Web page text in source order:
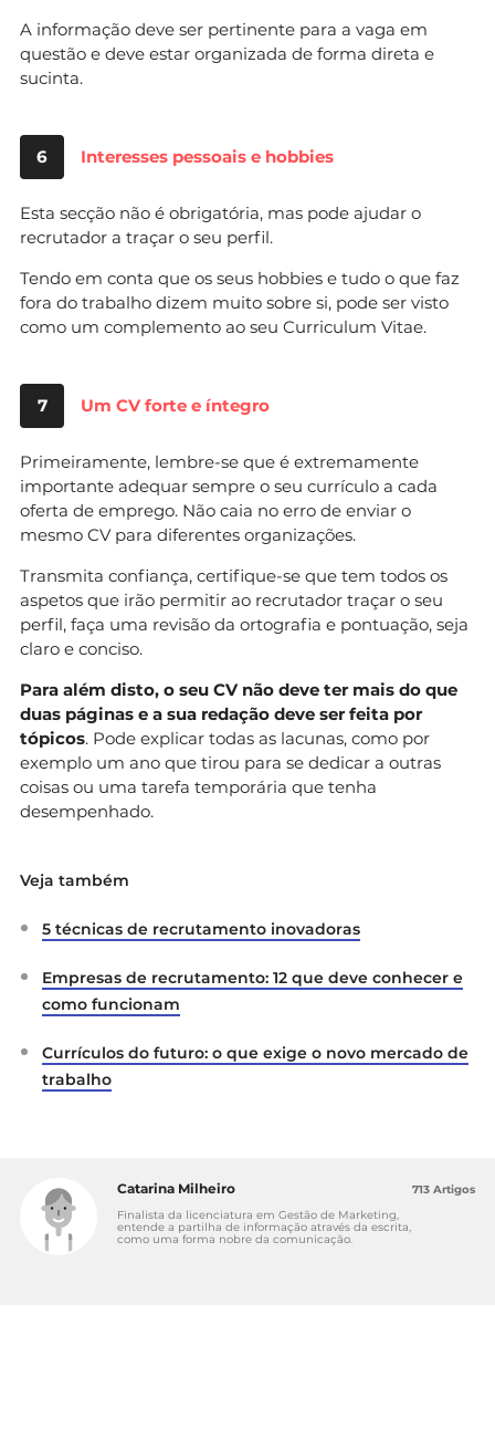
A informação deve ser pertinente para a vaga em
questão e deve estar organizada de forma direta e
sucinta.
6 Interesses pessoais e hobbies
Esta secção não é obrigatória, mas pode ajudar o
recrutador a traçar o seu perfil.
Tendo em conta que os seus hobbies e tudo o que faz
fora do trabalho dizem muito sobre si, pode ser visto
como um complemento ao seu Curriculum Vitae.
7 Um CV forte e íntegro
Primeiramente, lembre-se que é extremamente
importante adequar sempre o seu currículo a cada
oferta de emprego. Não caia no erro de enviar o
mesmo CV para diferentes organizações.
Transmita confiança, certifique-se que tem todos os
aspetos que irão permitir ao recrutador traçar o seu
perfil, faça uma revisão da ortografia e pontuação, seja
claro e conciso.
Para além disto, o seu CV não deve ter mais do que
duas páginas e a sua redação deve ser feita por
tópicos. Pode explicar todas as lacunas, como por
exemplo um ano que tirou para se dedicar a outras
coisas ou uma tarefa temporária que tenha
desempenhado.
Veja também
5 técnicas de recrutamento inovadoras
Empresas de recrutamento: 12 que deve conhecer e
como funcionam
Currículos do futuro: o que exige o novo mercado de
trabalho
Catarina Milheiro
Finalista da licenciatura em Gestão de Marketing,
entende a partilha de informação através da escrita,
como uma forma nobre da comunicação.
713 Artigos